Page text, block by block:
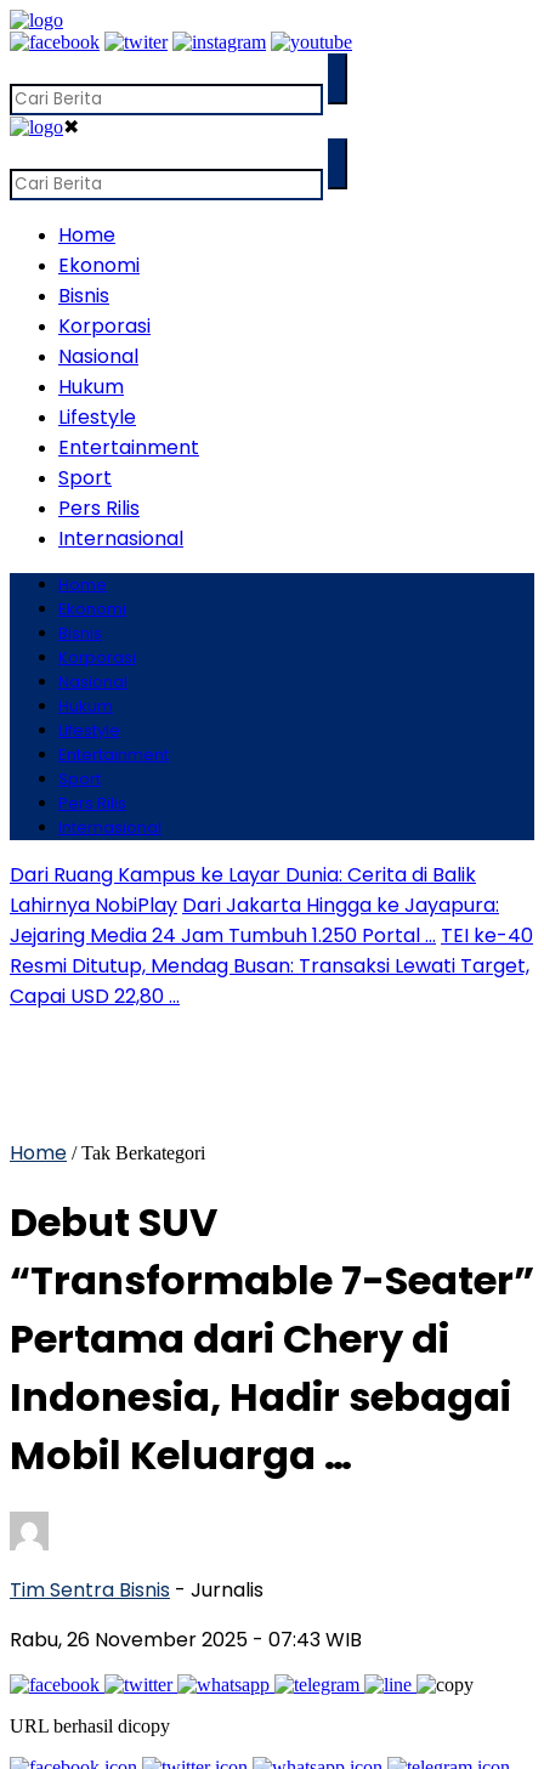
✖
Home
Ekonomi
Bisnis
Korporasi
Nasional
Hukum
Lifestyle
Entertainment
Sport
Pers Rilis
Internasional
Home
Ekonomi
Bisnis
Korporasi
Nasional
Hukum
Lifestyle
Entertainment
Sport
Pers Rilis
Internasional
Dari Ruang Kampus ke Layar Dunia: Cerita di Balik
Lahirnya NobiPlay Dari Jakarta Hingga ke Jayapura:
Jejaring Media 24 Jam Tumbuh 1.250 Portal … TEI ke-40
Resmi Ditutup, Mendag Busan: Transaksi Lewati Target,
Capai USD 22,80 …
Home / Tak Berkategori
Debut SUV
“Transformable 7-Seater”
Pertama dari Chery di
Indonesia, Hadir sebagai
Mobil Keluarga …
Tim Sentra Bisnis - Jurnalis
Rabu, 26 November 2025 - 07:43 WIB
URL berhasil dicopy